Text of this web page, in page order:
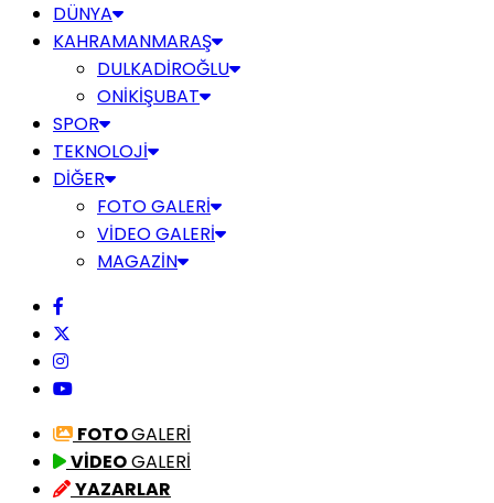
DÜNYA
KAHRAMANMARAŞ
DULKADİROĞLU
ONİKİŞUBAT
SPOR
TEKNOLOJİ
DİĞER
FOTO GALERİ
VİDEO GALERİ
MAGAZİN
FOTOGALERİ
VİDEOGALERİ
YAZARLAR